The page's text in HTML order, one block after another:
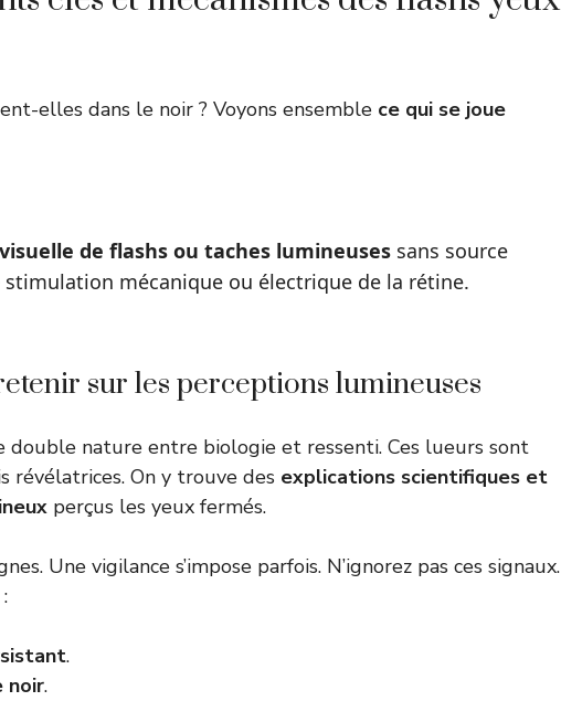
elles dans le noir ? Voyons ensemble ce qui se joue
de flashs ou taches lumineusessans source
stimulation mécanique ou électrique de la rétine.
sur les perceptions lumineuses
double nature entre biologie et ressenti. Ces lueurs sont
révélatrices. On y trouve des explications scientifiques et
perçus les yeux fermés.
Une vigilance s’impose parfois. N’ignorez pas ces signaux.
:
.
noir.